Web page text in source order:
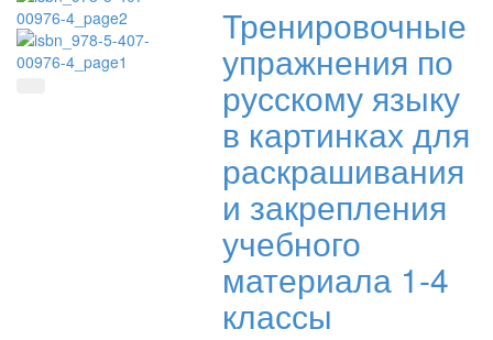
Тренировочные
упражнения по
русскому языку
в картинках для
раскрашивания
и закрепления
учебного
материала 1-4
классы